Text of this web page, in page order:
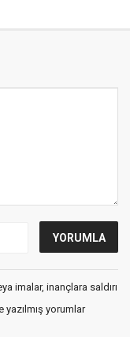
imalar, inançlara saldırı
yorumlar